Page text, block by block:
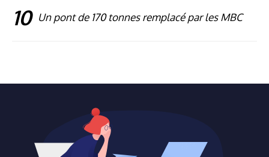
10 Un pont de 170 tonnes remplacé par les MBC